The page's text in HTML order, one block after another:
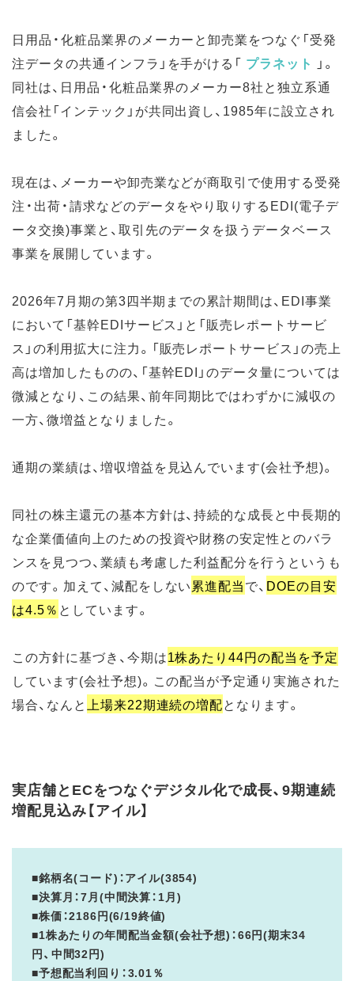
日用品・化粧品業界のメーカーと卸売業をつなぐ「受発
注データの共通インフラ」を手がける「 プラネット 」。
同社は、日用品・化粧品業界のメーカー8社と独立系通
信会社「インテック」が共同出資し、1985年に設立され
ました。
現在は、メーカーや卸売業などが商取引で使用する受発
注・出荷・請求などのデータをやり取りするEDI(電子デ
ータ交換)事業と、取引先のデータを扱うデータベース
事業を展開しています。
2026年7月期の第3四半期までの累計期間は、EDI事業
において「基幹EDIサービス」と「販売レポートサービ
ス」の利用拡大に注力。「販売レポートサービス」の売上
高は増加したものの、「基幹EDI」のデータ量については
微減となり、この結果、前年同期比ではわずかに減収の
一方、微増益となりました。
通期の業績は、増収増益を見込んでいます(会社予想)。
同社の株主還元の基本方針は、持続的な成長と中長期的
な企業価値向上のための投資や財務の安定性とのバラ
ンスを見つつ、業績も考慮した利益配分を行うというも
のです。加えて、減配をしない累進配当で、 DOEの目安
は4.5％ としています。
この方針に基づき、今期は1株あたり44円の配当を予定
しています(会社予想)。この配当が予定通り実施された
場合、なんと上場来22期連続の増配となります。
実店舗とECをつなぐデジタル化で成長、9期連続
増配見込み【アイル】
■銘柄名(コード)：アイル(3854)
■決算月：7月(中間決算：1月)
■株価：2186円(6/19終値)
■1株あたりの年間配当金額(会社予想)：66円(期末34
円、中間32円)
■予想配当利回り：3.01％